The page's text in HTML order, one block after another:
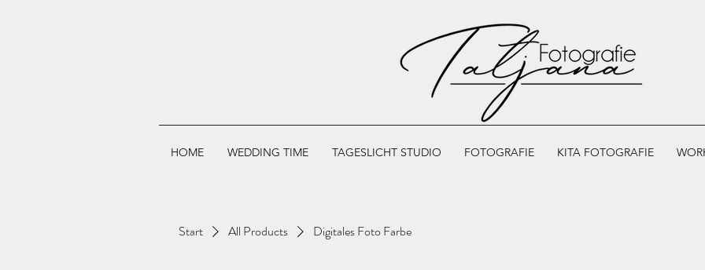
HOME WEDDING TIME TAGESLICHT STUDIO FOTOGRAFIE KITA FOTOGRAFIE
Start All Products Digitales Foto Farbe